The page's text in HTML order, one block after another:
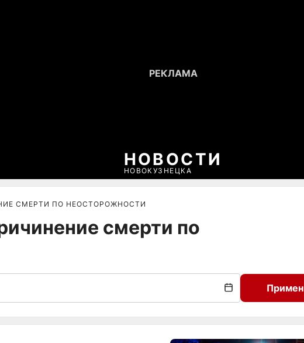
НОВОСТИ
НОВОКУЗНЕЦКА
СМЕРТИ ПО НЕОСТОРОЖНОСТИ
смерти по